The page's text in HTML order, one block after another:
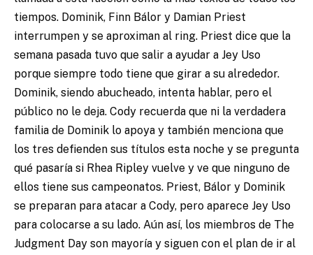
tiempos. Dominik, Finn Bálor y Damian Priest
interrumpen y se aproximan al ring. Priest dice que la
semana pasada tuvo que salir a ayudar a Jey Uso
porque siempre todo tiene que girar a su alrededor.
Dominik, siendo abucheado, intenta hablar, pero el
público no le deja. Cody recuerda que ni la verdadera
familia de Dominik lo apoya y también menciona que
los tres defienden sus títulos esta noche y se pregunta
qué pasaría si Rhea Ripley vuelve y ve que ninguno de
ellos tiene sus campeonatos. Priest, Bálor y Dominik
se preparan para atacar a Cody, pero aparece Jey Uso
para colocarse a su lado. Aún así, los miembros de The
Judgment Day son mayoría y siguen con el plan de ir al